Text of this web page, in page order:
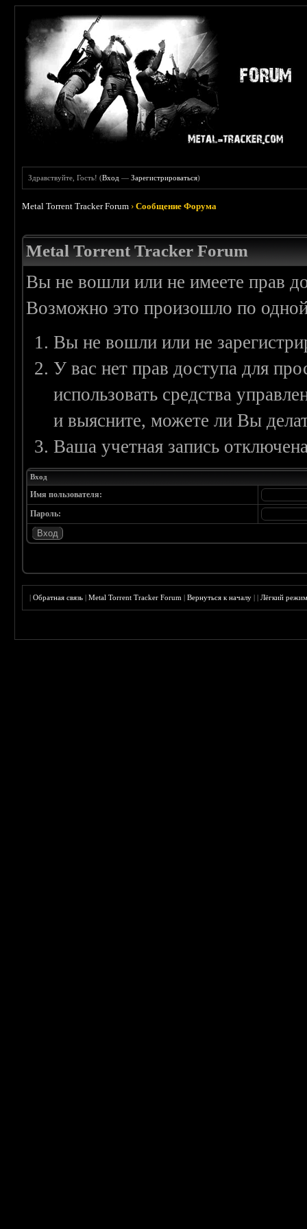
Здравствуйте, Гость! (Вход —Зарегистрироваться)
Metal Torrent Tracker Forum ›Сообщение Форума
Metal Torrent Tracker Forum
Вы не вошли или не имеете прав
Возможно это произошло по
Вы не вошли или не
У вас нет прав доступа для
использовать средства
и выясните, можете ли Вы
Ваша учетная запись
Вход
Имя пользователя:
Пароль:
|Обратная связь |Metal Torrent Tracker Forum |Вернуться к началу ||Лёгкий